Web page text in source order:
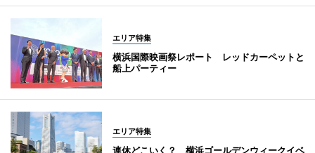
エリア特集
横浜国際映画祭レポート レッドカーペットと
船上パーティー
エリア特集
連休どこいく？ 横浜ゴールデンウィークイベ